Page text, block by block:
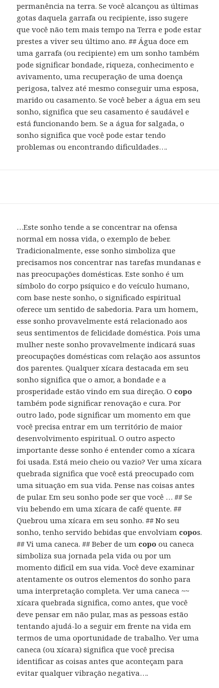
permanência na terra. Se você alcançou as últimas
gotas daquela garrafa ou recipiente, isso sugere
que você não tem mais tempo na Terra e pode estar
prestes a viver seu último ano. ## Água doce em
uma garrafa (ou recipiente) em um sonho também
pode significar bondade, riqueza, conhecimento e
avivamento, uma recuperação de uma doença
perigosa, talvez até mesmo conseguir uma esposa,
marido ou casamento. Se você beber a água em seu
sonho, significa que seu casamento é saudável e
está funcionando bem. Se a água for salgada, o
sonho significa que você pode estar tendo
problemas ou encontrando dificuldades….
…Este sonho tende a se concentrar na ofensa
normal em nossa vida, o exemplo de beber.
Tradicionalmente, esse sonho simboliza que
precisamos nos concentrar nas tarefas mundanas e
nas preocupações domésticas. Este sonho é um
símbolo do corpo psíquico e do veículo humano,
com base neste sonho, o significado espiritual
oferece um sentido de sabedoria. Para um homem,
esse sonho provavelmente está relacionado aos
seus sentimentos de felicidade doméstica. Pois uma
mulher neste sonho provavelmente indicará suas
preocupações domésticas com relação aos assuntos
dos parentes. Qualquer xícara destacada em seu
sonho significa que o amor, a bondade e a
prosperidade estão vindo em sua direção. O copo
também pode significar renovação e cura. Por
outro lado, pode significar um momento em que
você precisa entrar em um território de maior
desenvolvimento espiritual. O outro aspecto
importante desse sonho é entender como a xícara
foi usada. Está meio cheio ou vazio? Ver uma xícara
quebrada significa que você está preocupado com
uma situação em sua vida. Pense nas coisas antes
de pular. Em seu sonho pode ser que você … ## Se
viu bebendo em uma xícara de café quente. ##
Quebrou uma xícara em seu sonho. ## No seu
sonho, tenho servido bebidas que envolviam copos.
## Vi uma caneca. ## Beber de um copo ou caneca
simboliza sua jornada pela vida ou por um
momento difícil em sua vida. Você deve examinar
atentamente os outros elementos do sonho para
uma interpretação completa. Ver uma caneca ~~
xícara quebrada significa, como antes, que você
deve pensar em não pular, mas as pessoas estão
tentando ajudá-lo a seguir em frente na vida em
termos de uma oportunidade de trabalho. Ver uma
caneca (ou xícara) significa que você precisa
identificar as coisas antes que aconteçam para
evitar qualquer vibração negativa….